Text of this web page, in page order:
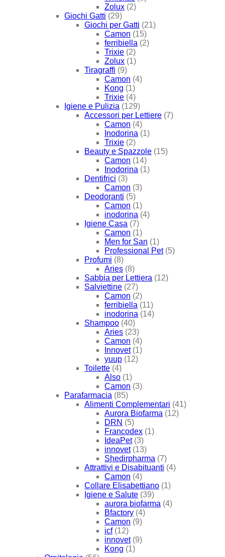
Zolux (2)
Giochi Gatti (29)
Giochi per Gatti (21)
Camon (15)
ferribiella (2)
Trixie (2)
Zolux (1)
Tiragraffi (9)
Camon (4)
Kong (1)
Trixie (4)
Igiene e Pulizia (129)
Accessori per Lettiere (7)
Camon (4)
Inodorina (1)
Trixie (2)
Beauty e Spazzole (15)
Camon (14)
Inodorina (1)
Dentifrici (3)
Camon (3)
Deodoranti (5)
Camon (1)
inodorina (4)
Igiene Casa (7)
Camon (1)
Men for San (1)
Professional Pet (5)
Profumi (8)
Aries (8)
Sabbia per Lettiera (12)
Salviettine (27)
Camon (2)
ferribiella (11)
inodorina (14)
Shampoo (40)
Aries (23)
Camon (4)
Innovet (1)
yuup (12)
Toilette (4)
Also (1)
Camon (3)
Parafarmacia (85)
Alimenti Complementari (41)
Aurora Biofarma (12)
DRN (5)
Francodex (1)
IdeaPet (3)
innovet (13)
Shedirpharma (7)
Attrattivi e Disabituanti (4)
Camon (4)
Collare Elisabettiano (1)
Igiene e Salute (39)
aurora biofarma (4)
Bfactory (4)
Camon (9)
icf (12)
innovet (9)
Kong (1)